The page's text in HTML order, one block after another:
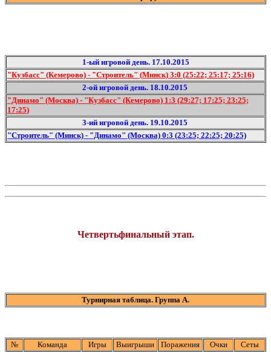
1-ый игровой день. 17.10.2015
"Кузбасс" (Кемерово) - "Строитель" (Минск) 3:0 (25:22; 25:17; 25:16)
2-ой игровой день. 18.10.2015
"Динамо" (Москва) - "Кузбасс" (Кемерово) 1:3 (29:27; 17:25; 23:25;
17:25)
3-ий игровой день. 19.10.2015
"Строитель" (Минск) - "Динамо" (Москва) 0:3 (23:25; 22:25; 20:25)
Четвертьфинальный этап.
Турнирная таблица. Группа А.
№ Команда Игры Выигрыши Поражения Очки
Сеты